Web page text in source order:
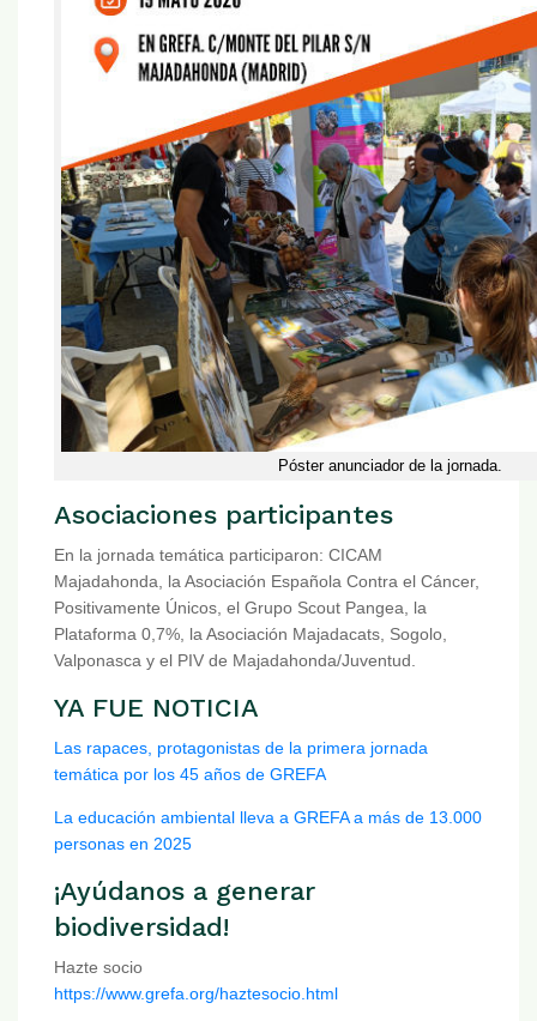
Póster anunciador de la jornada.
Asociaciones participantes
En la jornada temática participaron: CICAM
Majadahonda, la Asociación Española Contra el Cáncer,
Positivamente Únicos, el Grupo Scout Pangea, la
Plataforma 0,7%, la Asociación Majadacats, Sogolo,
Valponasca y el PIV de Majadahonda/Juventud.
YA FUE NOTICIA
Las rapaces, protagonistas de la primera jornada
temática por los 45 años de GREFA
La educación ambiental lleva a GREFA a más de 13.000
personas en 2025
¡Ayúdanos a generar
biodiversidad!
Hazte socio
https://www.grefa.org/haztesocio.html